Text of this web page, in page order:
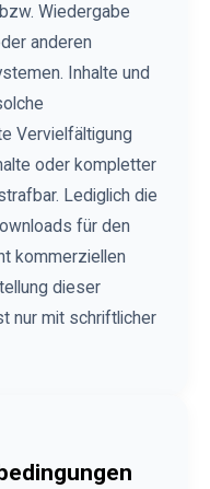
Wiedergabe
anderen
Inhalte und
Vervielfältigung
oder kompletter
Lediglich die
für den
kommerziellen
dieser
nur mit schriftlicher